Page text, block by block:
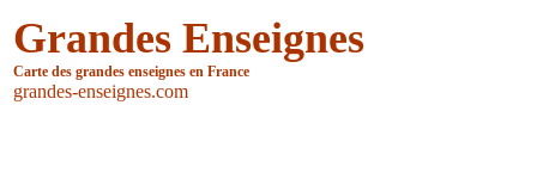
Grandes Enseignes
Carte des grandes enseignes en France
grandes-enseignes.com